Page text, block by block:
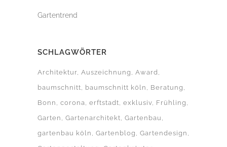
Gartentrend
SCHLAGWÖRTER
Architektur Auszeichnung
Award
baumschnitt
baumschnitt köln
Beratung
Bonn
corona erftstadt exklusiv Frühling
Garten
Gartenarchitekt Gartenbau
gartenbau köln
Gartenblog
Gartendesign